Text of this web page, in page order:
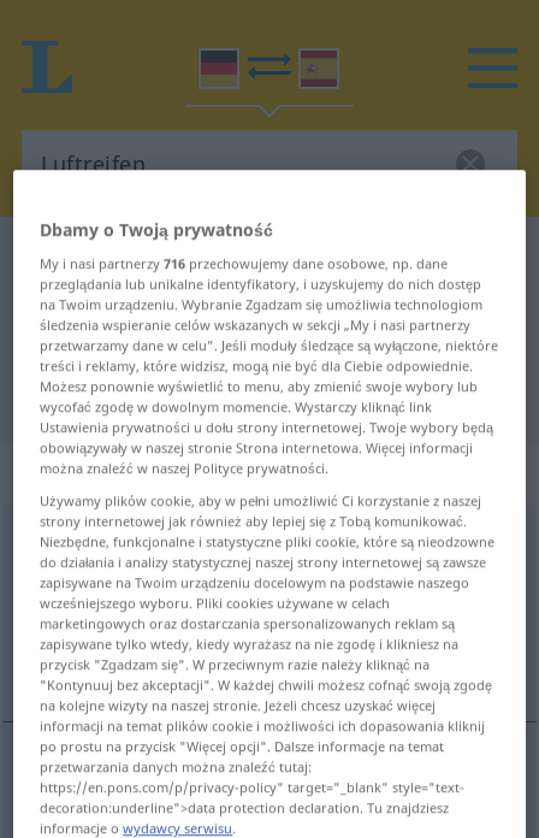
Słownik Niemiecki-Hiszpański Luftreifen
Tłumaczenie Niemiecki-Hiszpański
dla "Luftreifen"
"Luftreifen" Tłumaczenie Hiszpański
„Luftreifen“: Maskulinum
Luftreifenm
Przegląd wszystkich tłumaczeń
(Więcej szczegółów po kliknięciu/naciśnięciu tłumaczenia)
neumático
neumáticom Luftreifen
Dbamy o Twoją prywatność
My i nasi partnerzy716 przechowujemy dane osobowe, np. dane
przeglądania lub unikalne identyfikatory, i uzyskujemy do nich dostęp
na Twoim urządzeniu. Wybranie Zgadzam się umożliwia technologiom
śledzenia wspieranie celów wskazanych w sekcji „My i nasi partnerzy
przetwarzamy dane w celu”. Jeśli moduły śledzące są wyłączone, niektóre
treści i reklamy, które widzisz, mogą nie być dla Ciebie odpowiednie.
Możesz ponownie wyświetlić to menu, aby zmienić swoje wybory lub
wycofać zgodę w dowolnym momencie. Wystarczy kliknąć link
Ustawienia prywatności u dołu strony internetowej. Twoje wybory będą
obowiązywały w naszej stronie Strona internetowa. Więcej informacji
można znaleźć w naszej Polityce prywatności.
Używamy plików cookie, aby w pełni umożliwić Ci korzystanie z naszej
strony internetowej jak również aby lepiej się z Tobą komunikować.
Niezbędne, funkcjonalne i statystyczne pliki cookie, które są nieodzowne
do działania i analizy statystycznej naszej strony internetowej są zawsze
zapisywane na Twoim urządzeniu docelowym na podstawie naszego
wcześniejszego wyboru. Pliki cookies używane w celach
marketingowych oraz dostarczania spersonalizowanych reklam są
zapisywane tylko wtedy, kiedy wyrażasz na nie zgodę i klikniesz na
przycisk "Zgadzam się". W przeciwnym razie należy kliknąć na
"Kontynuuj bez akceptacji". W każdej chwili możesz cofnąć swoją zgodę
na kolejne wizyty na naszej stronie. Jeżeli chcesz uzyskać więcej
informacji na temat plików cookie i możliwości ich dopasowania kliknij
po prostu na przycisk "Więcej opcji". Dalsze informacje na temat
przetwarzania danych można znaleźć tutaj:
https://en.pons.com/p/privacy-policy" target="_blank" style="text-
decoration:underline">data protection declaration. Tu znajdziesz
informacje owydawcy serwisu.